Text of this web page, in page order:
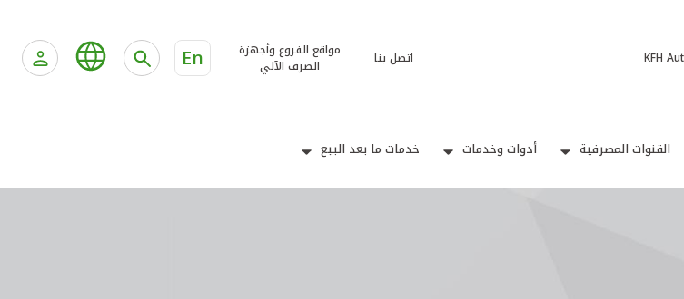
KFH اتصل بنا
مواقع الفروع وأجهزة
الصرف الآلي
En
القنوات المصرفية أدوات وخدمات خدمات ما بعد البيع